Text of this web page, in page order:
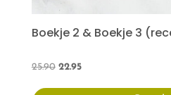
Boekje 2 & Boekje 3
25.90 Oorspronkelijke
22.95Huidige